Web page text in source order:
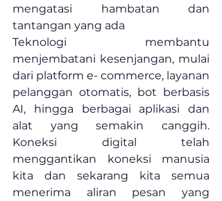
mengatasi hambatan dan
tantangan yang ada
Teknologi membantu
menjembatani kesenjangan, mulai
dari platform e- commerce, layanan
pelanggan otomatis, bot berbasis
AI, hingga berbagai aplikasi dan
alat yang semakin canggih.
Koneksi digital telah
menggantikan koneksi manusia
kita dan sekarang kita semua
menerima aliran pesan yang